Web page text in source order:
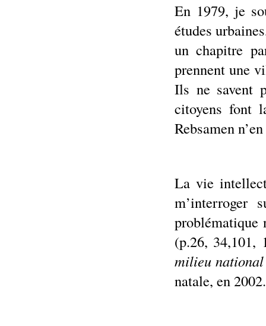
En 1979, je
études
un chapitre
prennent une
Ils ne savent
citoyens font
Rebsamen
La vie
m’interroger
problématique
(p.26, 34,101,
milieu national
natale, en 2002.